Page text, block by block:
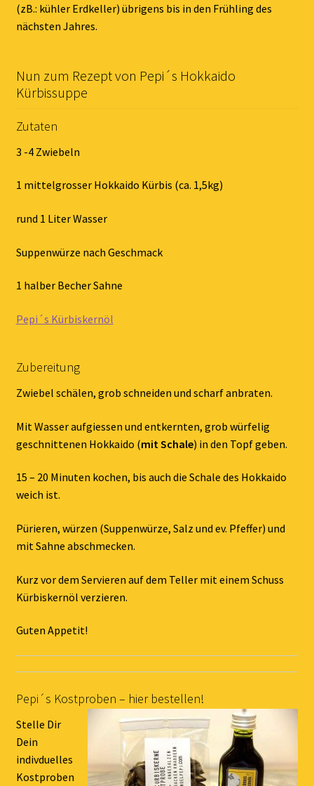
(zB.: kühler Erdkeller) übrigens bis in den Frühling des
nächsten Jahres.
Nun zum Rezept von Pepi´s Hokkaido
Kürbissuppe
Zutaten
3 -4 Zwiebeln
1 mittelgrosser Hokkaido Kürbis (ca. 1,5kg)
rund 1 Liter Wasser
Suppenwürze nach Geschmack
1 halber Becher Sahne
Pepi´s Kürbiskernöl
Zubereitung
Zwiebel schälen, grob schneiden und scharf anbraten.
Mit Wasser aufgiessen und entkernten, grob würfelig
geschnittenen Hokkaido (mit Schale) in den Topf geben.
15 – 20 Minuten kochen, bis auch die Schale des Hokkaido
weich ist.
Pürieren, würzen (Suppenwürze, Salz und ev. Pfeffer) und
mit Sahne abschmecken.
Kurz vor dem Servieren auf dem Teller mit einem Schuss
Kürbiskernöl verzieren.
Guten Appetit!
Pepi´s Kostproben – hier bestellen!
Stelle Dir
Dein
indivduelles
Kostproben